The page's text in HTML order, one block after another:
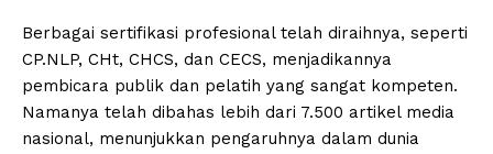
Berbagai sertifikasi profesional telah diraihnya, seperti
CP.NLP, CHt, CHCS, dan CECS, menjadikannya
pembicara publik dan pelatih yang sangat kompeten.
Namanya telah dibahas lebih dari 7.500 artikel media
nasional, menunjukkan pengaruhnya dalam dunia